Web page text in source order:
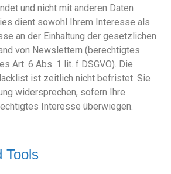
und nicht mit anderen Daten
dient sowohl Ihrem Interesse als
an der Einhaltung der gesetzlichen
von Newslettern (berechtigtes
Art. 6 Abs. 1 lit. f DSGVO). Die
ist zeitlich nicht befristet. Sie
widersprechen, sofern Ihre
Interesse überwiegen.
Tools